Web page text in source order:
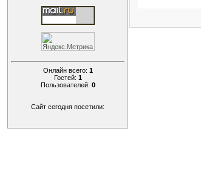
Онлайн всего: 1
Гостей: 1
Пользователей: 0
Сайт сегодня посетили: